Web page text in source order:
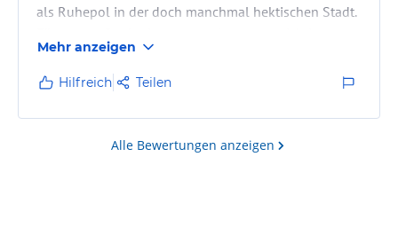
als Ruhepol in der doch manchmal hektischen Stadt.
Mehr anzeigen
Hilfreich Teilen
Alle Bewertungen anzeigen